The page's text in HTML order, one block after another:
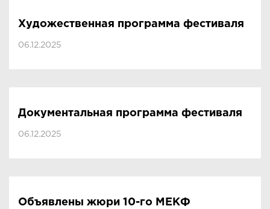
Художественная программа фестиваля
06.12.2025
Документальная программа фестиваля
06.12.2025
Объявлены жюри 10-го МЕКФ